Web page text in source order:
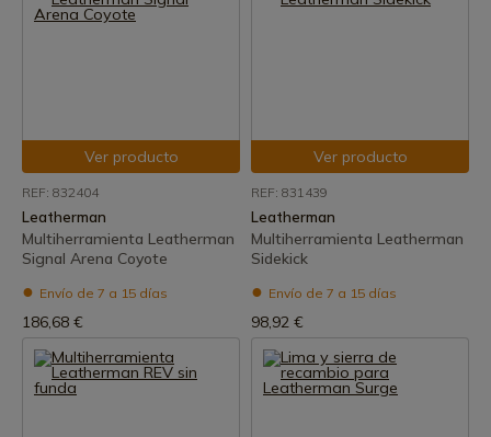
Ver producto
REF: 832404
Leatherman
Multiherramienta Leatherman
Signal Arena Coyote
Envío de 7 a 15 días
186,68 €
Ver producto
REF: 831439
Leatherman
Multiherramienta Leatherman
Sidekick
Envío de 7 a 15 días
98,92 €